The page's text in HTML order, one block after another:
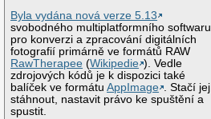
Byla vydána nová verze 5.13
svobodného multiplatformního softwaru
pro konverzi a zpracování digitálních
fotografií primárně ve formátů RAW
RawTherapee (Wikipedie ). Vedle
zdrojových kódů je k dispozici také
balíček ve formátuAppImage . Stačí jej
stáhnout, nastavit právo ke spuštění a
spustit.